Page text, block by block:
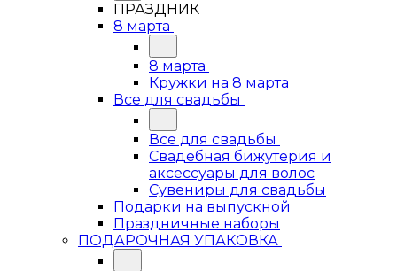
ПРАЗДНИК
8 марта
8 марта
Кружки на 8 марта
Все для свадьбы
Все для свадьбы
Свадебная бижутерия и
аксессуары для волос
Сувениры для свадьбы
Подарки на выпускной
Праздничные наборы
ПОДАРОЧНАЯ УПАКОВКА